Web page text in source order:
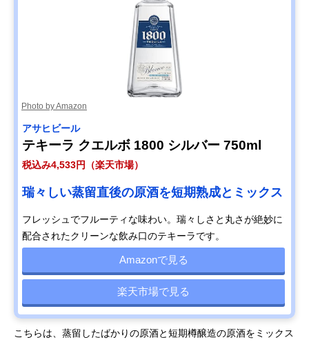
Photo by Amazon
アサヒビール
テキーラ クエルボ 1800 シルバー 750ml
税込み4,533円（楽天市場）
瑞々しい蒸留直後の原酒を短期熟成とミックス
フレッシュでフルーティな味わい。瑞々しさと丸さが絶妙に
配合されたクリーンな飲み口のテキーラです。
Amazonで見る
楽天市場で見る
こちらは、蒸留したばかりの原酒と短期樽醸造の原酒をミックス